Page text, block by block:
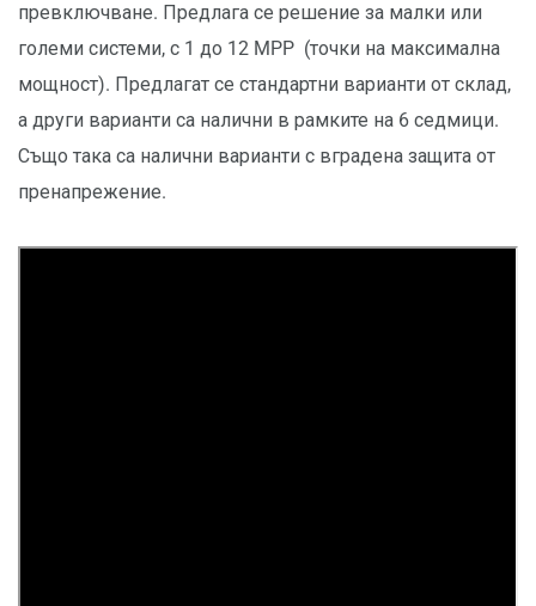
превключване. Предлага се решение за малки или
големи системи, с 1 до 12 MPP (точки на максимална
мощност). Предлагат се стандартни варианти от склад,
а други варианти са налични в рамките на 6 седмици.
Също така са налични варианти с вградена защита от
пренапрежение.